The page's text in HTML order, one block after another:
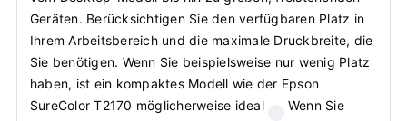
Geräten. Berücksichtigen Sie den verfügbaren Platz in
Ihrem Arbeitsbereich und die maximale Druckbreite, die
Sie benötigen. Wenn Sie beispielsweise nur wenig Platz
haben, ist ein kompaktes Modell wie der Epson
SureColor T2170 möglicherweise ideal
Wenn Sie